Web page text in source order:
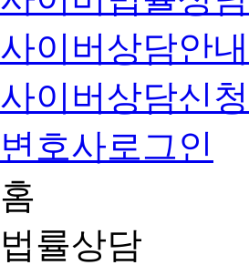
사이버상담안내
사이버상담신청
변호사로그인
홈
법률상담